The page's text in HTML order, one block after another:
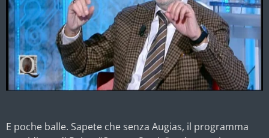
E poche balle. Sapete che senza Augias, il programma